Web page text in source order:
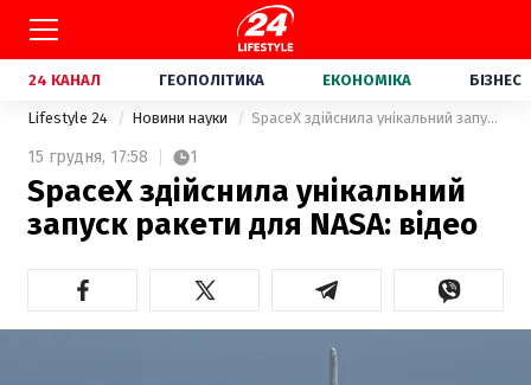
24 КАНАЛ ГЕОПОЛІТИКА ЕКОНОМІКА БІЗНЕС
Lifestyle 24 Новини науки SpaceX здійснила унікальний запуск ракети для NASA: відео
15 грудня, 17:58 1
SpaceX здійснила унікальний
запуск ракети для NASA: відео